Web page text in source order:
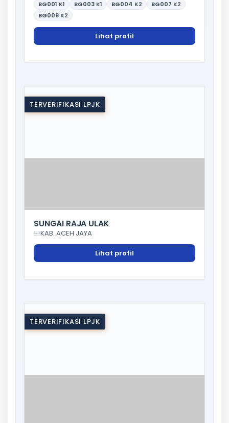
BG001 K1 BG003 K1 BG004 K2 BG007 K2
BG009 K2
Lihat profil
TERVERIFIKASI LPJK
SUNGAI RAJA ULAK
KAB. ACEH JAYA
Lihat profil
TERVERIFIKASI LPJK